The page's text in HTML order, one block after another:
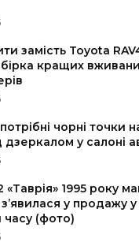
замість Toyota
кращих
чорні точки
дзеркалом у салоні
«Таврія» 1995 року
у продажу у
часу (фото)